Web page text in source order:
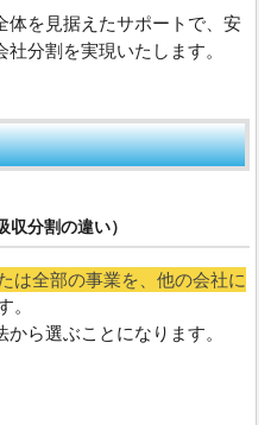
体を見据えたサポートで、安
分割を実現いたします。
分割の違い）
は全部の事業を、他の会社に
。
ら選ぶことになります。